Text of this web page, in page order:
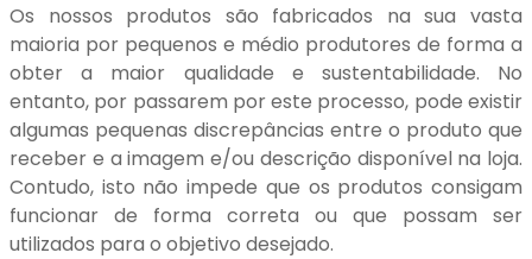
Os nossos produtos são fabricados na sua vasta
maioria por pequenos e médio produtores de forma a
obter a maior qualidade e sustentabilidade. No
entanto, por passarem por este processo, pode existir
algumas pequenas discrepâncias entre o produto que
receber e a imagem e/ou descrição disponível na loja.
Contudo, isto não impede que os produtos consigam
funcionar de forma correta ou que possam ser
utilizados para o objetivo desejado.